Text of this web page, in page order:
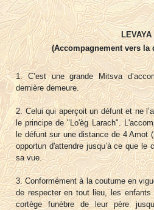
LEVAYA
(Accompagnement vers la
1. C’est une grande Mitsva
dernière demeure.
2. Celui qui aperçoit un défunt et ne
le principe de "Lo'èg Larach".
le défunt sur une distance de 4 Amot
opportun d'attendre jusqu’à ce que le
sa vue.
3. Conformément à la coutume en
de respecter en tout lieu, les
cortège funèbre de leur père